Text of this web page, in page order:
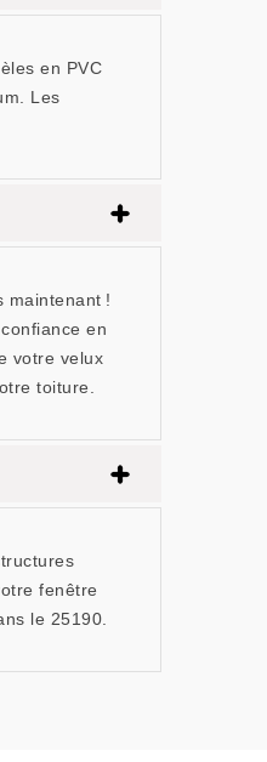
en PVC
Les
maintenant !
en
votre velux
toiture.
fenêtre
le 25190.